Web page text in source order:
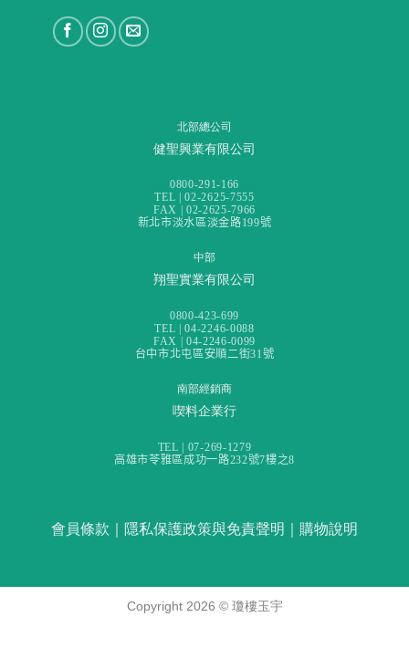
北部總公司
健聖興業有限公司
0800-291-166
TEL | 02-2625-7555
FAX | 02-2625-7966
新北市淡水區淡金路199號
中部
翔聖實業有限公司
0800-423-699
TEL | 04-2246-0088
FAX | 04-2246-0099
台中市北屯區安順二街31號
南部經銷商
喫料企業行
TEL | 07-269-1279
高雄市苓雅區成功一路232號7樓之8
會員條款 隱私保護政策與免責聲明 購物說明
Copyright 2026 © 瓊樓玉宇